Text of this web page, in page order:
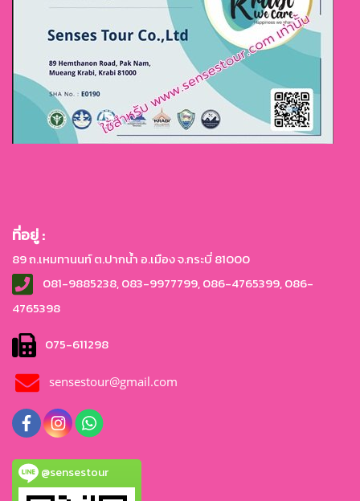
ที่อยู่ :
89 ถ.เหมทานนท์ ต.ปากน้ำ อ.เมือง จ.กระบี่ 81000
081-9885238, 083-9977799, 086-4765399, 086-
4765398
075-611298
sensestour@gmail.com
@sensestour